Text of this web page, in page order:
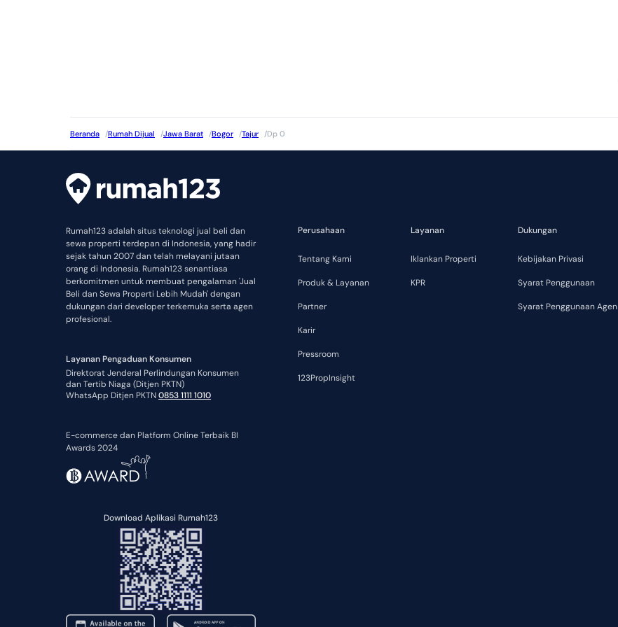
Beranda /Rumah Dijual /Jawa Barat /Bogor /Tajur /Dp 0
Rumah123 adalah situs teknologi jual beli dan
sewa properti terdepan di Indonesia, yang hadir
sejak tahun 2007 dan telah melayani jutaan
orang di Indonesia. Rumah123 senantiasa
berkomitmen untuk membuat pengalaman 'Jual
Beli dan Sewa Properti Lebih Mudah' dengan
dukungan dari developer terkemuka serta agen
profesional.
Layanan Pengaduan Konsumen
Direktorat Jenderal Perlindungan Konsumen
dan Tertib Niaga (Ditjen PKTN)
WhatsApp Ditjen PKTN0853 1111 1010
E-commerce dan Platform Online Terbaik BI
Awards 2024
Download Aplikasi Rumah123
Perusahaan
Tentang Kami
Produk & Layanan
Partner
Karir
Pressroom
123PropInsight
Layanan
Iklankan Properti
KPR
Dukungan
Kebijakan Privasi
Syarat Penggunaan
Syarat Penggunaan Agen